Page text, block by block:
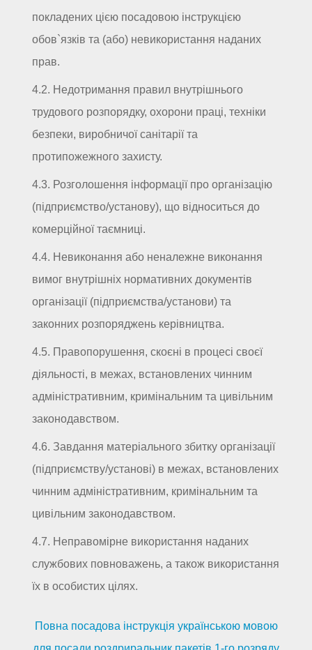
покладених цією посадовою інструкцією
обов`язків та (або) невикористання наданих
прав.
4.2. Недотримання правил внутрішнього
трудового розпорядку, охорони праці, техніки
безпеки, виробничої санітарії та
протипожежного захисту.
4.3. Розголошення інформації про організацію
(підприємство/установу), що відноситься до
комерційної таємниці.
4.4. Невиконання або неналежне виконання
вимог внутрішніх нормативних документів
організації (підприємства/установи) та
законних розпоряджень керівництва.
4.5. Правопорушення, скоєні в процесі своєї
діяльності, в межах, встановлених чинним
адміністративним, кримінальним та цивільним
законодавством.
4.6. Завдання матеріального збитку організації
(підприємству/установі) в межах, встановлених
чинним адміністративним, кримінальним та
цивільним законодавством.
4.7. Неправомірне використання наданих
службових повноважень, а також використання
їх в особистих цілях.
Повна посадова інструкція українською мовою